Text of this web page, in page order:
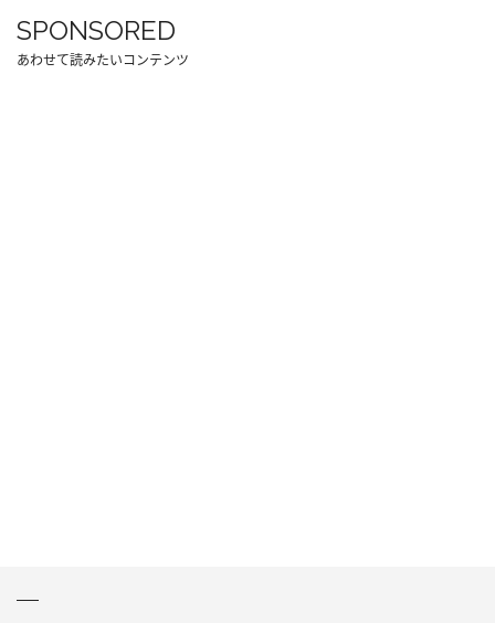
SPONSORED
あわせて読みたいコンテンツ